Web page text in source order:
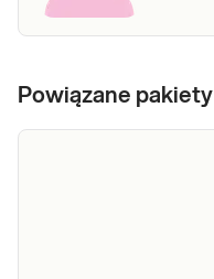
Powiązane pakiety